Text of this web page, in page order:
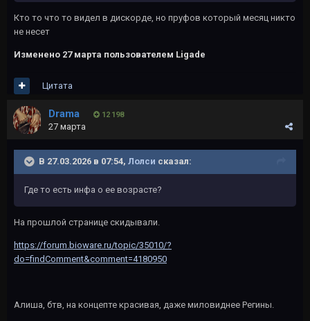
Кто то что то видел в дискорде, но пруфов который месяц никто
не несет
Изменено 27 марта пользователем Ligade
Цитата
Drama 12 198
27 марта
В 27.03.2026 в 07:54, Лолси сказал:
Где то есть инфа о ее возрасте?
На прошлой странице скидывали.
https://forum.bioware.ru/topic/35010/?
do=findComment&comment=4180950
Алиша, бтв, на концепте красивая, даже миловиднее Регины.